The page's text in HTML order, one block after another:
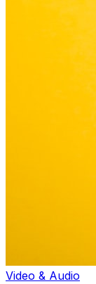
Video & Audio